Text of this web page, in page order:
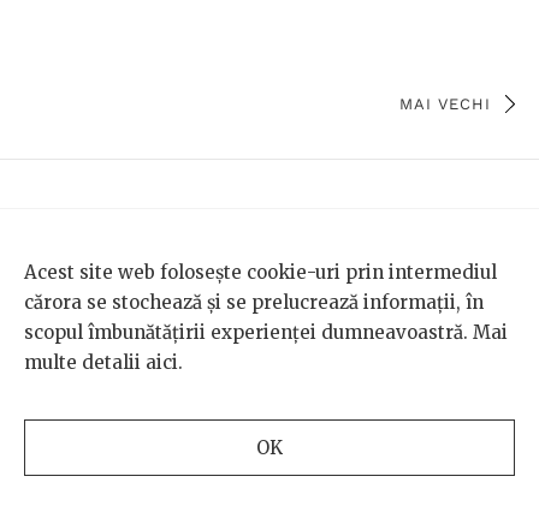
MAI VECHI
TEMA DE GÂNDIRE
Acest site web folosește cookie-uri prin intermediul
cărora se stochează și se prelucrează informații, în
scopul îmbunătățirii experienței dumneavoastră. Mai
multe detalii aici.
OK